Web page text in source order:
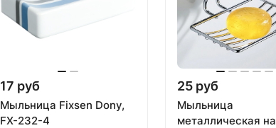
17 руб
Мыльница Fixsen Dony,
FX-232-4
25 руб
Мыльница
металлическая на